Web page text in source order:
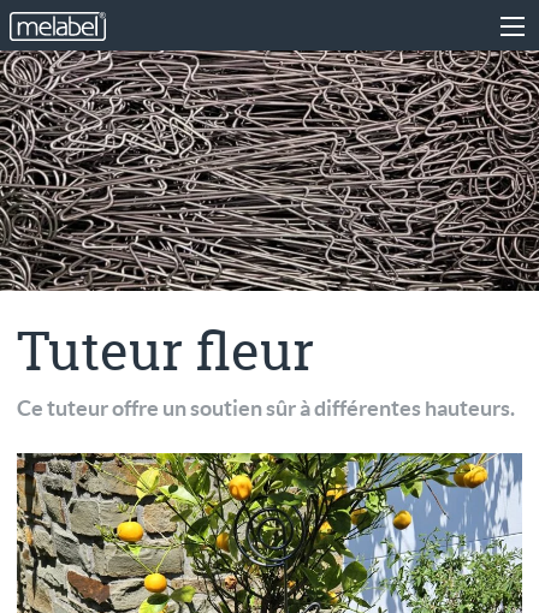
Tuteur fleur
Ce tuteur offre un soutien sûr à différentes hauteurs.